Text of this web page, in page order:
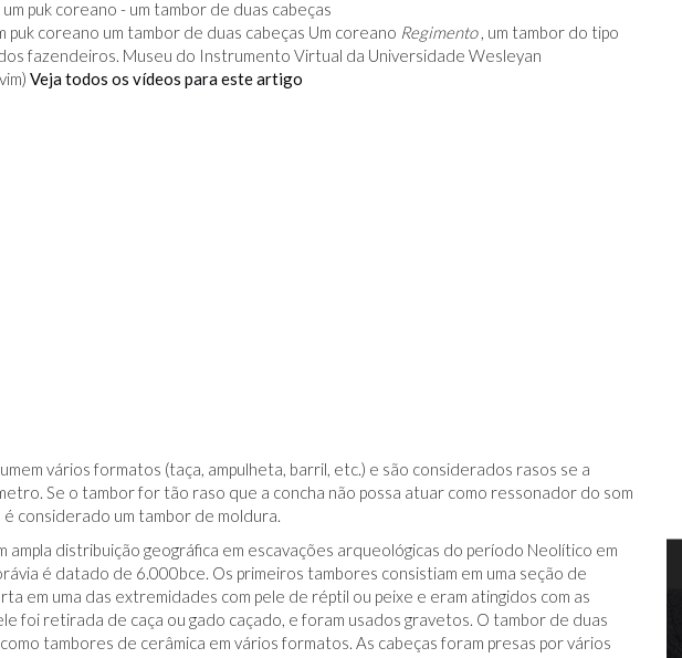
puk coreano um tambor de duas cabeças Um coreano Regimento, um tambor do tipo
fazendeiros. Museu do Instrumento Virtual da Universidade Wesleyan
) Veja todos os vídeos para este artigo
vários formatos (taça, ampulheta, barril, etc.) e são considerados rasos se a
Se o tambor for tão raso que a concha não possa atuar como ressonador do som
é considerado um tambor de moldura.
ampla distribuição geográfica em escavações arqueológicas do período Neolítico em
é datado de 6.000bce. Os primeiros tambores consistiam em uma seção de
em uma das extremidades com pele de réptil ou peixe e eram atingidos com as
foi retirada de caça ou gado caçado, e foram usados ​​gravetos. O tambor de duas
tambores de cerâmica em vários formatos. As cabeças foram presas por vários
DOS
DESCOBERTO